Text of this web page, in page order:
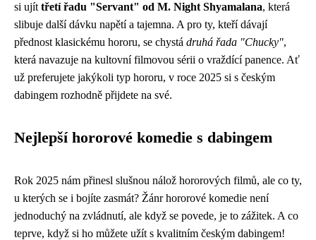
si ujít třetí řadu "Servant" od M. Night Shyamalana, která
slibuje další dávku napětí a tajemna. A pro ty, kteří dávají
přednost klasickému hororu, se chystá druhá řada "Chucky",
která navazuje na kultovní filmovou sérii o vraždící panence. Ať
už preferujete jakýkoli typ hororu, v roce 2025 si s českým
dabingem rozhodně přijdete na své.
Nejlepší hororové komedie s dabingem
Rok 2025 nám přinesl slušnou nálož hororových filmů, ale co ty,
u kterých se i bojíte zasmát? Žánr hororové komedie není
jednoduchý na zvládnutí, ale když se povede, je to zážitek. A co
teprve, když si ho můžete užít s kvalitním českým dabingem!